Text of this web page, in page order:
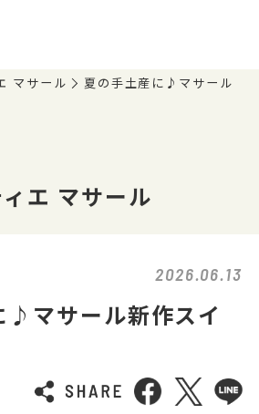
マサール
夏の手土産に♪マサール
エ マサール
2026.06.13
♪マサール新作スイ